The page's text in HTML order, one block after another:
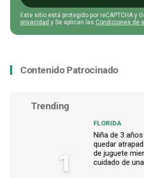
Este sitio está protegido por reCAPTCHA y
privacidad y Se aplican las Condiciones de
Contenido Patrocinado
Trending
1
FLORIDA
Niña de 3
quedar
de juguete
cuidado de